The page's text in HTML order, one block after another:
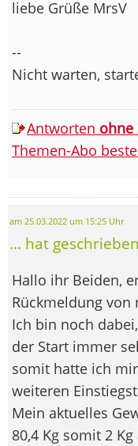
liebe Grüße MrsV
--
Nicht warten,
Antworten ohne
Themen-Abo
am 25.03.2022 um 15:25 Uhr
... hat
Hallo ihr Beiden,
Rückmeldung von
Ich bin noch
der Start immer
somit hatte ich
weiteren
Mein aktuelles
80,4 Kg somit 2